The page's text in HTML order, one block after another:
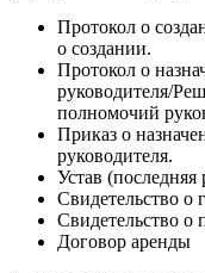
Протокол о
о создании.
Протокол о
руководителя/
полномочий
Приказ о
руководителя.
Устав (последняя
Свидетельство о
Свидетельство о
Договор аренды